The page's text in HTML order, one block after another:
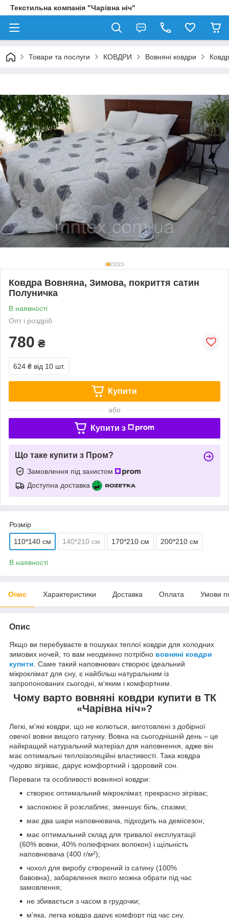
Текстильна компанія "Чарівна ніч"
Товари та послуги КОВДРИ Вовняні ковдри
Ковдра Вовняна, Зимова, покриття сатин
Полуничка
В наявності
Опт і роздріб
780 ₴
624 ₴ від 10 шт.
Купити
або
Купити з
Що таке купити з Пром?
Замовлення під захистом
Доступна доставка
Розмір
110*140 см 140*210 см 170*210 см 200*210 см
В наявності
Опис Характеристики Доставка Оплата Умови
Опис
Якщо ви перебуваєте в пошуках теплої ковдри для холодних
зимових ночей, то вам неодмінно потрібно вовняні ковдри
купити . Саме такий наповнювач створює ідеальний
мікроклімат для сну, є найбільш натуральним із
запропонованих сьогодні, м'яким і комфортним.
Чому варто вовняні ковдри купити в ТК
«Чарівна ніч»?
Легкі, м'які ковдри, що не колються, виготовлені з добірної
овечої вовни вищого гатунку. Вовна на сьогоднішній день – це
найкращий натуральний матеріал для наповнення, адже він
має оптимальні теплоізоляційні властивості. Така ковдра
чудово зігріває, дарує комфортний і здоровий сон.
Переваги та особливості вовняної ковдри:
створює оптимальний мікроклімат, прекрасно зігріває;
заспокоює й розслабляє, зменшує біль, спазми;
має два шари наповнювача, підходить на демісезон;
має оптимальний склад для тривалої експлуатації
(60% вовни, 40% поліефірних волокон) і щільність
наповнювача (400 г/м²);
чохол для виробу створений із сатину (100%
бавовна), забарвлення якого можна обрати під час
замовлення;
не збивається з часом в грудочки;
м'яка, легка ковдра дарує комфорт під час сну.